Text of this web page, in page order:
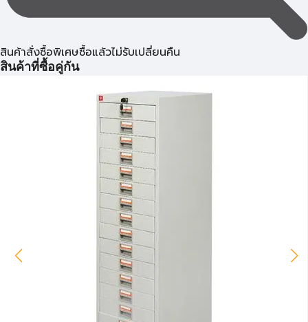
สินค้าสั่งซื้อพิเศษซื้อแล้วไม่รับเปลี่ยนคืน
สินค้าที่ซื้อคู่กัน